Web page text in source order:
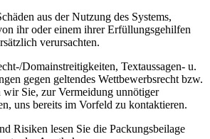
aus der Nutzung des Systems,
ihr oder einem ihrer Erfüllungsgehilfen
verursachten.
Domainstreitigkeiten, Textaussagen- u.
gegen geltendes Wettbewerbsrecht bzw.
wir Sie, zur Vermeidung unnötiger
uns bereits im Vorfeld zu kontaktieren.
Risiken lesen Sie die Packungsbeilage